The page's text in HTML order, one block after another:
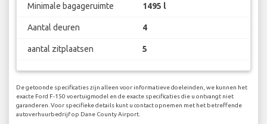
Minimale bagageruimte 1495 l
Aantal deuren 4
aantal zitplaatsen 5
De getoonde specificaties zijn alleen voor informatieve doeleinden, we kunnen het
exacte Ford F-150 voertuigmodel en de exacte specificaties die u ontvangt niet
garanderen. Voor specifieke details kunt u contact opnemen met het betreffende
autoverhuurbedrijf op Dane County Airport.